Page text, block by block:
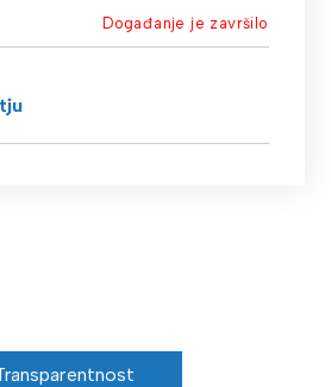
Događanje je završilo